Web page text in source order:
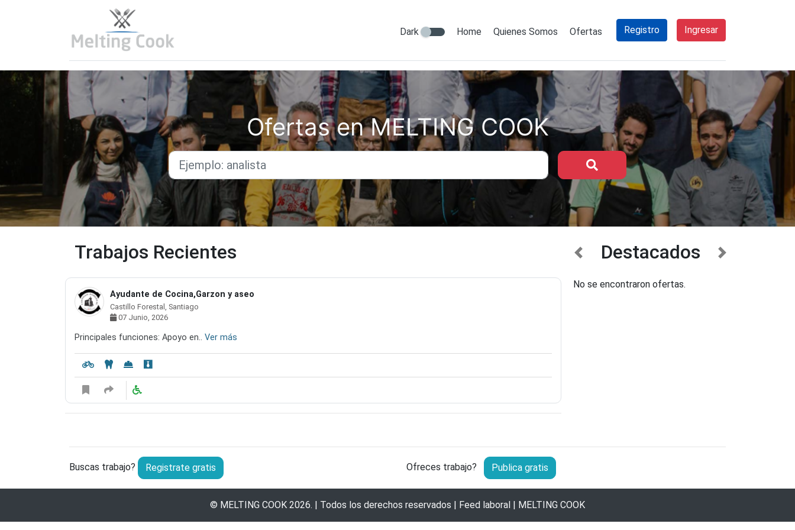
Dark Home Quienes Somos Ofertas Registro Ingresar
Ofertas en MELTING COOK
Buscar
Trabajos Recientes
Ayudante de Cocina,Garzon y aseo
Castillo Forestal, Santiago
07 Junio, 2026
Principales funciones: Apoyo en.. Ver más
Destacados
anterior siguiente
No se encontraron ofertas.
Buscas trabajo? Registrate gratis Ofreces trabajo? Publica gratis
© MELTING COOK 2026. | Todos los derechos reservados | Feed laboral | MELTING COOK